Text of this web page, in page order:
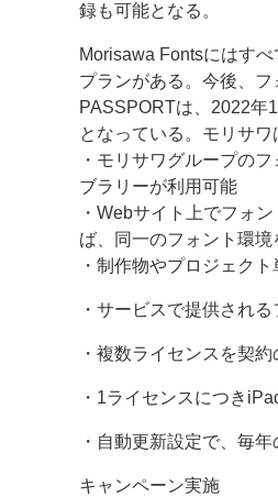
録も可能となる。
Morisawa Fontsにはす
プランがある。今後、
PASSPORTは、2022年
となっている。モリサ
・モリサワグループの
ブラリーが利用可能
・Webサイト上でフォ
ば、同一のフォント環境
・制作物やプロジェク
・サービスで提供され
・複数ライセンスを契
・1ライセンスにつき
・自動更新設定で、毎
キャンペーン実施